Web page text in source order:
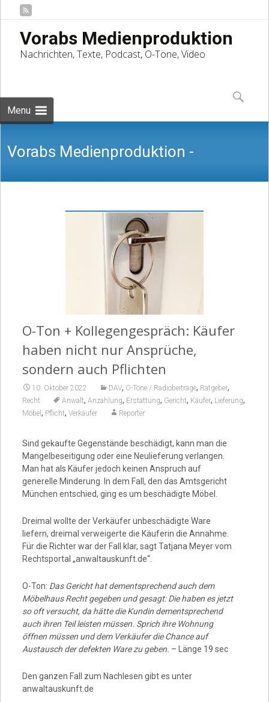
Vorabs Medienproduktion
Nachrichten, Texte, Podcast, O-Töne, Video
Menu
to
content
Suchen
nach:
Vorabs Medienproduktion -
Nachrichten, Texte, Podcast, O-Töne,
O-Ton + Kollegengespräch: Käufer
haben nicht nur Ansprüche,
sondern auch Pflichten
10. Oktober 2022 DAV, O-Töne / Radiobeiträge, Ratgeber,
Recht Anwalt, Anzahlung, Erstattung, Gericht, Käufer, Lieferung,
Möbel , Pflicht, Verkäufer Reporter
Sind gekaufte Gegenstände beschädigt, kann man die
Mangelbeseitigung oder eine Neulieferung verlangen.
Man hat als Käufer jedoch keinen Anspruch auf
generelle Minderung. In dem Fall, den das Amtsgericht
München entschied, ging es um beschädigte Möbel.
Dreimal wollte der Verkäufer unbeschädigte Ware
liefern, dreimal verweigerte die Käuferin die Annahme.
Für die Richter war der Fall klar, sagt Tatjana Meyer vom
Rechtsportal „anwaltauskunft.de“.
O-Ton: Das Gericht hat dementsprechend auch dem
Möbelhaus Recht gegeben und gesagt: Die haben es jetzt
so oft versucht, da hätte die Kundin dementsprechend
auch ihren Teil leisten müssen. Sprich ihre Wohnung
öffnen müssen und dem Verkäufer die Chance auf
Austausch der defekten Ware zu geben. – Länge 19 sec
Den ganzen Fall zum Nachlesen gibt es unter
anwaltauskunft.de